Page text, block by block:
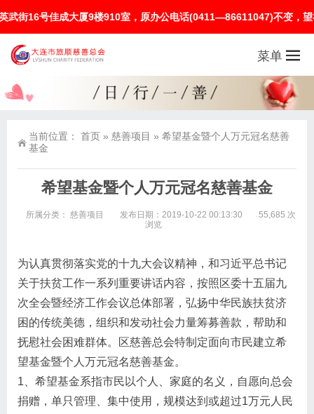
16号佳成大厦9楼910室，原办公电话(0411—86611047)不变，望社
菜单
当前位置： 首页 » 慈善项目 » 希望基金暨个人万元冠名慈善
基金
希望基金暨个人万元冠名慈善基金
所属分类： 慈善项目 发布日期：2019-10-22 00:13:30
55,685 次
浏览
为认真贯彻落实党的十九大会议精神，和习近平总书记
关于扶贫工作一系列重要讲话内容，按照区委十五届九
次全会暨经济工作会议总体部署，弘扬中华民族扶贫济
困的传统美德，组织和发动社会力量筹募善款，帮助和
抚慰社会困难群体。区慈善总会特制定面向市民建立希
望基金暨个人万元冠名慈善基金。
1、希望基金系指市民以个人、家庭的名义，自愿向总会
捐赠，单只管理、集中使用，规模达到或超过1万元人民